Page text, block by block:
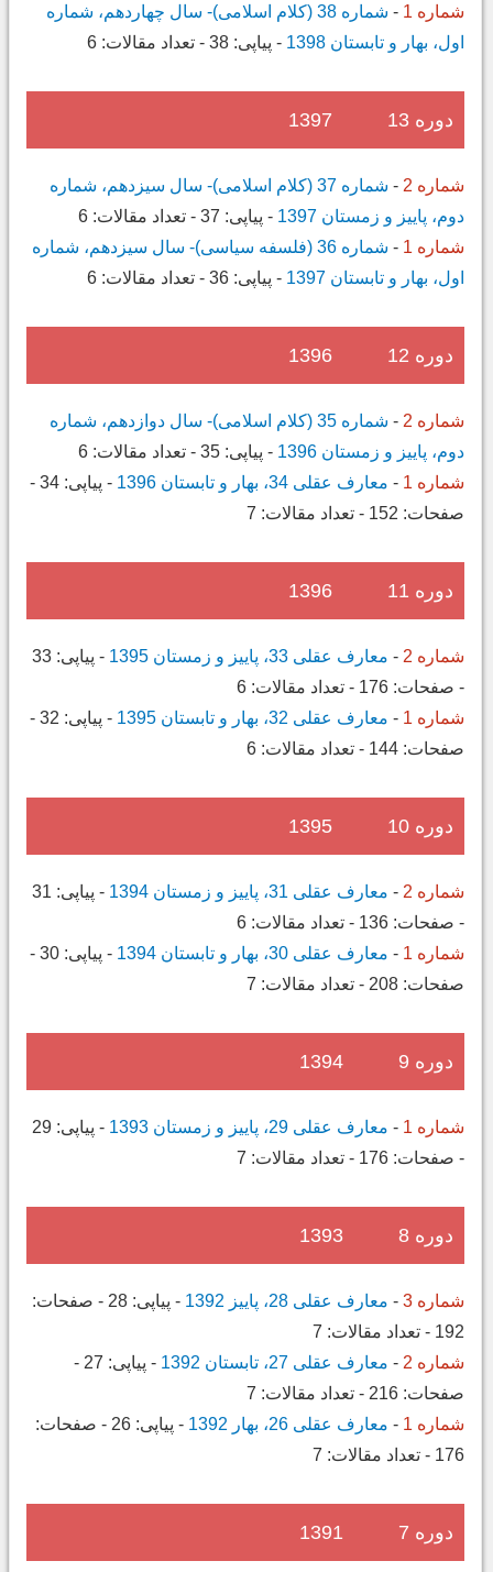
شماره 1
-
شماره 38 (کلام اسلامی)- سال چهاردهم، شماره
اول، بهار و تابستان 1398
- پیاپی: 38
- تعداد مقالات: 6
دوره 13 1397
شماره 2 -
شماره 37 (کلام اسلامی)- سال سیزدهم، شماره
دوم، پاییز و زمستان 1397
- پیاپی: 37
- تعداد مقالات: 6
شماره 1
-
شماره 36 (فلسفه سیاسی)- سال سیزدهم، شماره
اول، بهار و تابستان 1397
- پیاپی: 36
- تعداد مقالات: 6
دوره 12 1396
شماره 2 -
شماره 35 (کلام اسلامی)- سال دوازدهم، شماره
دوم، پاییز و زمستان 1396
- پیاپی: 35
- تعداد مقالات: 6
شماره 1
- معارف عقلی 34، بهار و تابستان 1396 - پیاپی: 34
-
صفحات: 152
- تعداد مقالات: 7
دوره 11 1396
شماره 2 - معارف عقلی 33، پاییز و زمستان 1395 - پیاپی: 33
- صفحات: 176
- تعداد مقالات: 6
شماره 1
- معارف عقلی 32، بهار و تابستان 1395 - پیاپی: 32
-
صفحات: 144
- تعداد مقالات: 6
دوره 10 1395
شماره 2 - معارف عقلی 31، پاییز و زمستان 1394 - پیاپی: 31
- صفحات: 136
- تعداد مقالات: 6
شماره 1
- معارف عقلی 30، بهار و تابستان 1394 - پیاپی: 30
-
صفحات: 208
- تعداد مقالات: 7
دوره 9 1394
شماره 1 - معارف عقلی 29، پاییز و زمستان 1393 - پیاپی: 29
- صفحات: 176
- تعداد مقالات: 7
دوره 8 1393
شماره 3 - معارف عقلی 28، پاییز 1392 - پیاپی: 28
- صفحات:
192
- تعداد مقالات: 7
شماره 2
- معارف عقلی 27، تابستان 1392 - پیاپی: 27
-
صفحات: 216
- تعداد مقالات: 7
شماره 1
- معارف عقلی 26، بهار 1392 - پیاپی: 26
- صفحات:
176
- تعداد مقالات: 7
دوره 7 1391